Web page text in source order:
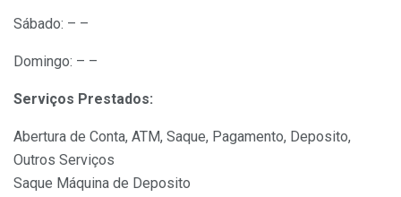
Sábado: – –
Domingo: – –
Serviços Prestados:
Abertura de Conta, ATM, Saque, Pagamento, Deposito,
Outros Serviços
Saque Máquina de Deposito